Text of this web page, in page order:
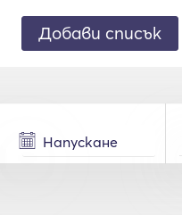
Добави списък